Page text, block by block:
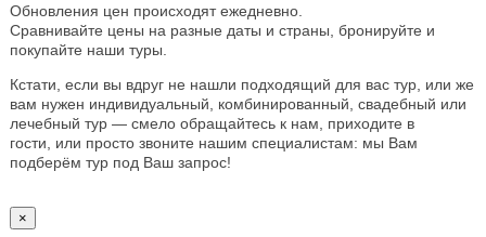
Обновления цен происходят ежедневно.
Сравнивайте цены на разные даты и страны, бронируйте и
покупайте наши туры.
Кстати, если вы вдруг не нашли подходящий для вас тур, или же
вам нужен индивидуальный, комбинированный, свадебный или
лечебный тур — смело обращайтесь к нам, приходите в
гости, или просто звоните нашим специалистам: мы Вам
подберём тур под Ваш запрос!
×